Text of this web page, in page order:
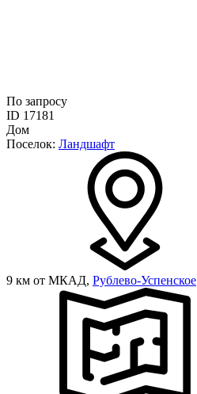
По запросу
ID 17181
Дом
Поселок: Ландшафт
9 км от МКАД, Рублево-Успенское